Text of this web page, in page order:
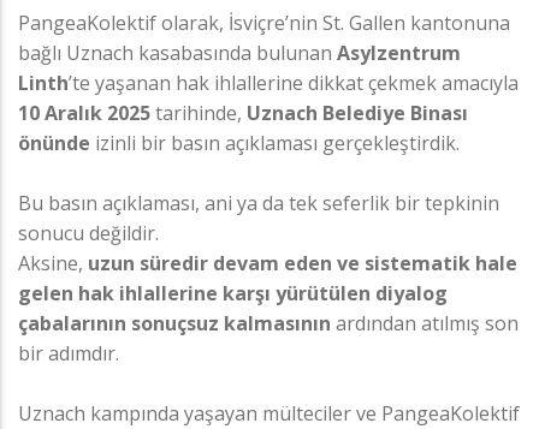
PangeaKolektif olarak, İsviçre’nin St. Gallen kantonuna
bağlı Uznach kasabasında bulunan Asylzentrum
Linth’te yaşanan hak ihlallerine dikkat çekmek amacıyla
10 Aralık 2025tarihinde, Uznach Belediye Binası
önünde izinli bir basın açıklaması gerçekleştirdik.
Bu basın açıklaması, ani ya da tek seferlik bir tepkinin
sonucu değildir.
Aksine, uzun süredir devam eden ve sistematik hale
gelen hak ihlallerine karşı yürütülen diyalog
çabalarının sonuçsuz kalmasının ardından atılmış son
bir adımdır.
Uznach kampında yaşayan mülteciler ve PangeaKolektif